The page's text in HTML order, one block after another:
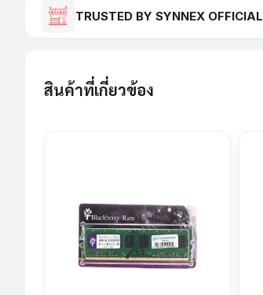
TRUSTED BY SYNNEX OFFICIAL
สินค้าที่เกี่ยวข้อง